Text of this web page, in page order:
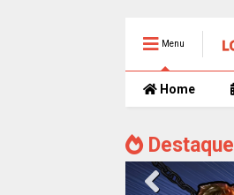
Menu
Home